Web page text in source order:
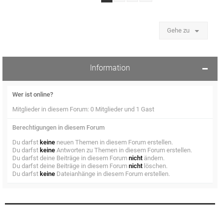
Gehe zu
Information
Wer ist online?
Mitglieder in diesem Forum: 0 Mitglieder und 1 Gast
Berechtigungen in diesem Forum
Du darfst keine neuen Themen in diesem Forum erstellen.
Du darfst keine Antworten zu Themen in diesem Forum erstellen.
Du darfst deine Beiträge in diesem Forum nicht ändern.
Du darfst deine Beiträge in diesem Forum nicht löschen.
Du darfst keine Dateianhänge in diesem Forum erstellen.